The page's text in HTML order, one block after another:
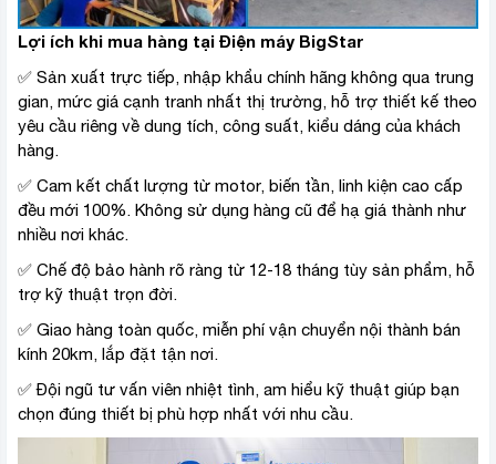
Lợi ích khi mua hàng tại Điện máy BigStar
✅ Sản xuất trực tiếp, nhập khẩu chính hãng không qua trung
gian, mức giá cạnh tranh nhất thị trường, hỗ trợ thiết kế theo
yêu cầu riêng về dung tích, công suất, kiểu dáng của khách
hàng.
✅ Cam kết chất lượng từ motor, biến tần, linh kiện cao cấp
đều mới 100%. Không sử dụng hàng cũ để hạ giá thành như
nhiều nơi khác.
✅ Chế độ bảo hành rõ ràng từ 12-18 tháng tùy sản phẩm, hỗ
trợ kỹ thuật trọn đời.
✅ Giao hàng toàn quốc, miễn phí vận chuyển nội thành bán
kính 20km, lắp đặt tận nơi.
✅ Đội ngũ tư vấn viên nhiệt tình, am hiểu kỹ thuật giúp bạn
chọn đúng thiết bị phù hợp nhất với nhu cầu.